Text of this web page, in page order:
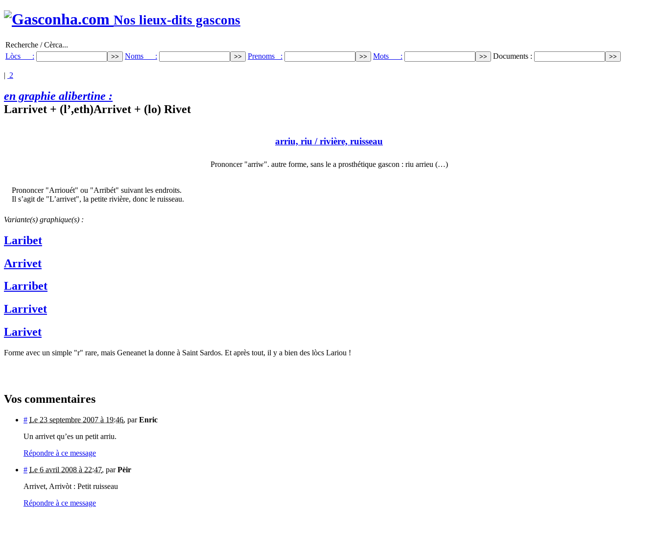
Nos lieux-dits gascons
Recherche / Cèrca...
Lòcs :
Noms : Prenoms : Mots : Documents :
| 2
en graphie alibertine :
Larrivet + (l’,eth)Arrivet + (lo) Rivet
arriu, riu / rivière, ruisseau
Prononcer "arriw". autre forme, sans le a prosthétique gascon : riu arrieu (…)
Prononcer "Arriouét" ou "Arribét" suivant les endroits.
Il s’agit de "L’arrivet", la petite rivière, donc le ruisseau.
Variante(s) graphique(s) :
Laribet
Arrivet
Larribet
Larrivet
Larivet
Forme avec un simple "r" rare, mais Geneanet la donne à Saint Sardos. Et après tout, il y a bien des lòcs Lariou !
Vos commentaires
# Le 23 septembre 2007 à 19:46, parEnric
Un arrivet qu’es un petit arriu.
Répondre à ce message
# Le 6 avril 2008 à 22:47, parPèir
Arrivet, Arrivòt : Petit ruisseau
Répondre à ce message